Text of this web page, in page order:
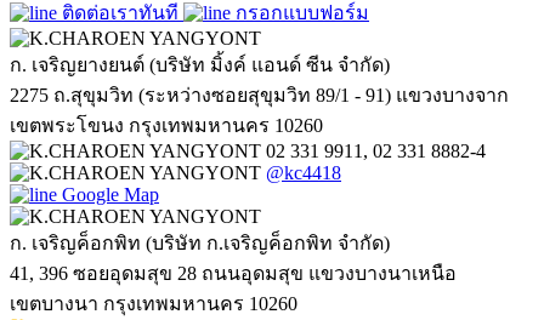
ติดต่อเราทันที กรอกแบบฟอร์ม
ก. เจริญยางยนต์ (บริษัท มิ้งค์ แอนด์ ซีน จำกัด)
2275 ถ.สุขุมวิท (ระหว่างซอยสุขุมวิท 89/1 - 91) แขวงบางจาก
เขตพระโขนง กรุงเทพมหานคร 10260
02 331 9911, 02 331 8882-4
@kc4418
Google Map
ก. เจริญค็อกพิท (บริษัท ก.เจริญค็อกพิท จำกัด)
41, 396 ซอยอุดมสุข 28 ถนนอุดมสุข แขวงบางนาเหนือ
เขตบางนา กรุงเทพมหานคร 10260